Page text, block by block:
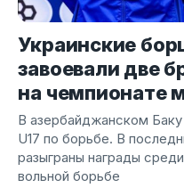
Украинские
завоевали две
на чемпионате
В азербайджанском
U17 по борьбе. В
разыграны награды
вольной борьбе